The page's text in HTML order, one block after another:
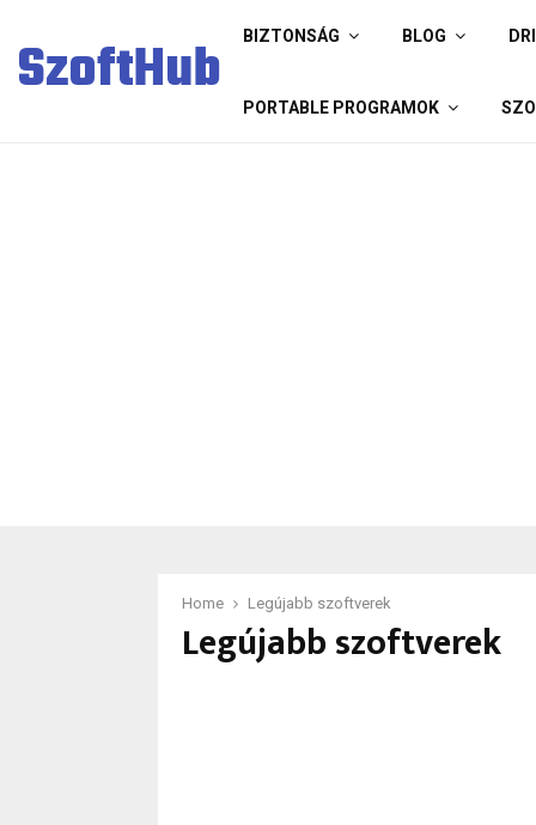
SzoftHub BIZTONSÁG BLOG
PORTABLE PROGRAMOK
Home Legújabb szoftverek
Legújabb szoftverek